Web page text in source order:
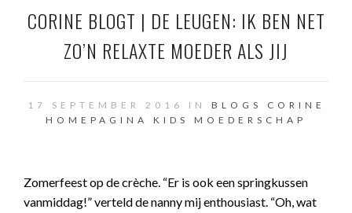
CORINE BLOGT | DE LEUGEN: IK BEN NET
ZO’N RELAXTE MOEDER ALS JIJ
17 SEPTEMBER 2016 IN BLOGS CORINE
HOMEPAGINA
KIDS MOEDERSCHAP
Zomerfeest op de crèche. “Er is ook een springkussen
vanmiddag!” verteld de nanny mij enthousiast. “Oh, wat